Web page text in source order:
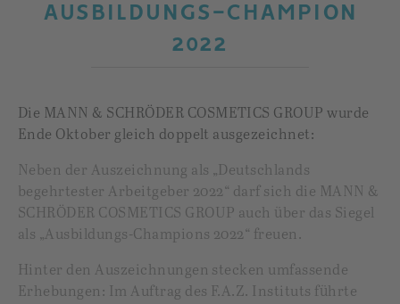
AUSBILDUNGS-CHAMPION
2022
Die MANN & SCHRÖDER COSMETICS GROUP wurde
Ende Oktober gleich doppelt ausgezeichnet:
Neben der Auszeichnung als „Deutschlands
begehrtester Arbeitgeber 2022“ darf sich die MANN &
SCHRÖDER COSMETICS GROUP auch über das Siegel
als „Ausbildungs-Champions 2022“ freuen.
Hinter den Auszeichnungen stecken umfassende
Erhebungen: Im Auftrag des F.A.Z. Instituts führte